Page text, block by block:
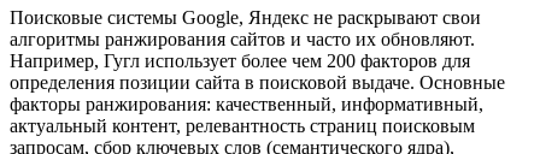
Поисковые системы Google, Яндекс не раскрывают свои
алгоритмы ранжирования сайтов и часто их обновляют.
Например, Гугл использует более чем 200 факторов для
определения позиции сайта в поисковой выдаче. Основные
факторы ранжирования: качественный, информативный,
актуальный контент, релевантность страниц поисковым
запросам, сбор ключевых слов (семантического ядра),